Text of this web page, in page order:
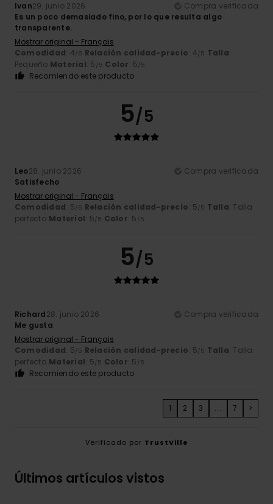
Ivan29. junio 2026
Compra verificada
Es un poco demasiado fino, por lo que resulta algo
transparente.
Mostrar original - Français
Comodidad: 4/5 Relación calidad-precio: 4/5 Talla:
Pequeño Material: 5 /5 Color: 5/5
Recomiendo este producto
5/5
Leo28. junio 2026
Compra verificada
Satisfecho
Mostrar original - Français
Comodidad: 5/5 Relación calidad-precio: 5/5 Talla: Talla
perfecta Material: 5/5 Color: 5 /5
5/5
Richard28. junio 2026
Compra verificada
Me gusta
Mostrar original - Français
Comodidad: 5/5 Relación calidad-precio: 5/5 Talla: Talla
perfecta Material: 5/5 Color: 5 /5
Recomiendo este producto
1 2 3 ... 7 >
Verificado por TrustVille
Últimos artículos vistos